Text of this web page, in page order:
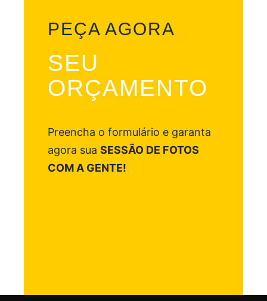
PEÇA AGORA
SEU
ORÇAMENTO
Preencha o formulário e garanta
agora sua SESSÃO DE FOTOS
COM A GENTE!